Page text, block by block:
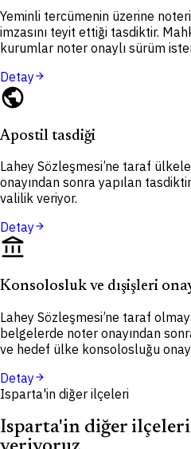
Yeminli tercümenin üzerine
imzasını teyit ettiği tasdiktir.
kurumlar noter onaylı sürüm
Detayarrow_forward
public
Apostil tasdiği
Lahey Sözleşmesi’ne taraf
onayından sonra yapılan
valilik veriyor.
Detayarrow_forward
account_balance
Konsolosluk ve dışişleri
Lahey Sözleşmesi’ne taraf
belgelerde noter onayından
ve hedef ülke konsolosluğu onayı
Detayarrow_forward
Isparta'in diğer ilçeleri
Isparta'in diğer